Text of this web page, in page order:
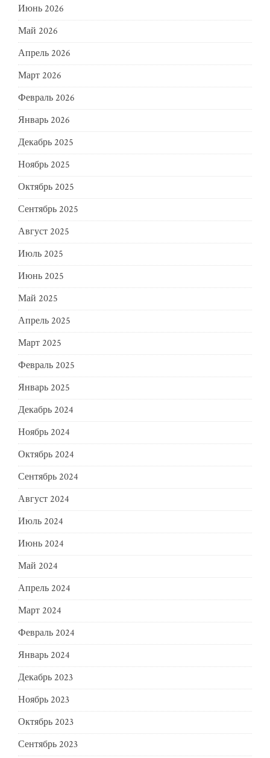
Июнь 2026
Май 2026
Апрель 2026
Март 2026
Февраль 2026
Январь 2026
Декабрь 2025
Ноябрь 2025
Октябрь 2025
Сентябрь 2025
Август 2025
Июль 2025
Июнь 2025
Май 2025
Апрель 2025
Март 2025
Февраль 2025
Январь 2025
Декабрь 2024
Ноябрь 2024
Октябрь 2024
Сентябрь 2024
Август 2024
Июль 2024
Июнь 2024
Май 2024
Апрель 2024
Март 2024
Февраль 2024
Январь 2024
Декабрь 2023
Ноябрь 2023
Октябрь 2023
Сентябрь 2023